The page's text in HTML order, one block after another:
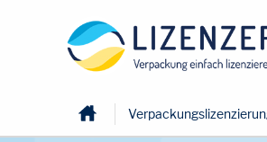
Home